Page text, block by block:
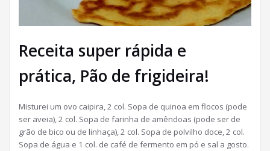
Receita super rápida e
prática, Pão de frigideira!
Misturei um ovo caipira, 2 col. Sopa de quinoa em flocos (pode
ser aveia), 2 col. Sopa de farinha de amêndoas (pode ser de
grão de bico ou de linhaça), 2 col. Sopa de polvilho doce, 2 col.
Sopa de água e 1 col. de café de fermento em pó e sal a gosto.